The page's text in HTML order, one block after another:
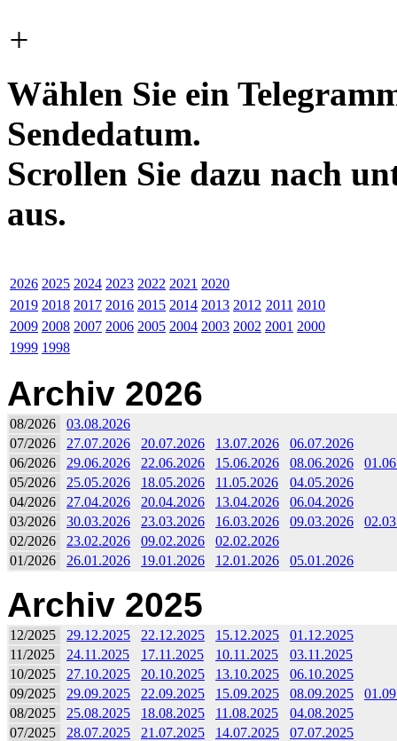
+
Wählen Sie ein
Sendedatum.
Scrollen Sie dazu nach
aus.
2026 2025 2024 2023 2022 2021 2020
2019 2018 2017 2016 2015 2014 2013 2012 2011 2010
2009 2008 2007 2006 2005 2004 2003 2002 2001 2000
1999 1998
Archiv 2026
08/2026
03.08.2026
07/2026
27.07.2026 20.07.2026 13.07.2026
06.07.2026
06/2026
29.06.2026 22.06.2026 15.06.2026 08.06.2026
05/2026
25.05.2026 18.05.2026 11.05.2026
04.05.2026
04/2026
27.04.2026 20.04.2026 13.04.2026
06.04.2026
03/2026
30.03.2026 23.03.2026 16.03.2026 09.03.2026
02/2026
23.02.2026 09.02.2026
02.02.2026
01/2026
26.01.2026 19.01.2026 12.01.2026 05.01.2026
Archiv 2025
12/2025 29.12.2025 22.12.2025 15.12.2025
01.12.2025
11/2025
24.11.2025 17.11.2025 10.11.2025
03.11.2025
10/2025
27.10.2025 20.10.2025 13.10.2025
06.10.2025
09/2025
29.09.2025 22.09.2025 15.09.2025 08.09.2025
08/2025
25.08.2025 18.08.2025 11.08.2025
04.08.2025
07/2025
28.07.2025 21.07.2025 14.07.2025
07.07.2025